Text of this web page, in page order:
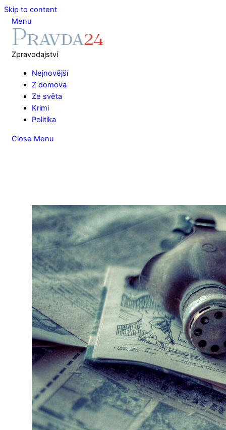
Skip to content
Menu
Zpravodajství
Nejnovější
Z domova
Ze světa
Krimi
Politika
Close Menu